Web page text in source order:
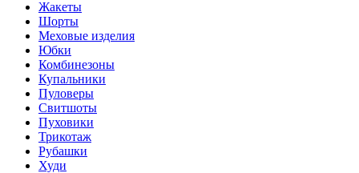
Жакеты
Шорты
Меховые изделия
Юбки
Комбинезоны
Купальники
Пуловеры
Свитшоты
Пуховики
Трикотаж
Рубашки
Худи